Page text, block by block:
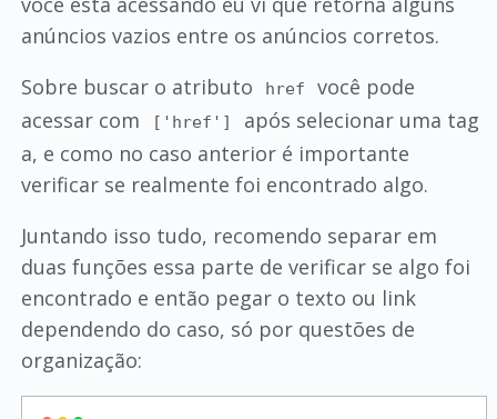
anúncios vazios entre os anúncios corretos.
Sobre buscar o atributo
href
você pode
acessar com
['href']
após selecionar uma tag
a, e como no caso anterior é importante
verificar se realmente foi encontrado algo.
Juntando isso tudo, recomendo separar em
duas funções essa parte de verificar se algo foi
encontrado e então pegar o texto ou link
dependendo do caso, só por questões de
organização: